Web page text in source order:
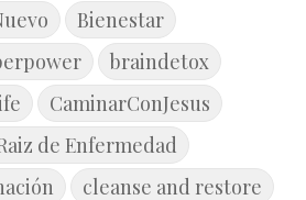
Bienestar
braindetox
CaminarConJesus
de Enfermedad
cleanse and restore